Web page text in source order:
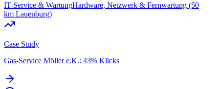
IT-Service & WartungHardware, Netzwerk & Fernwartung (50
km Lauenburg)
Case Study
Gas-Service Möller e.K.: 43% Klicks